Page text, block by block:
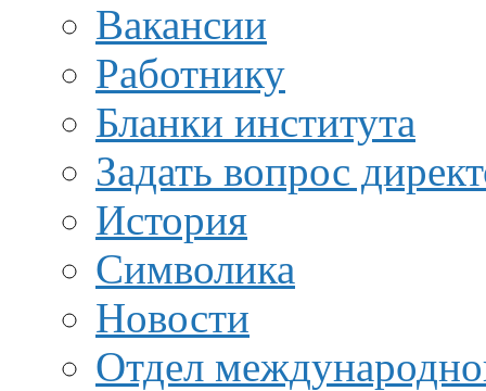
Вакансии
Работнику
Бланки института
Задать вопрос
История
Символика
Новости
Отдел